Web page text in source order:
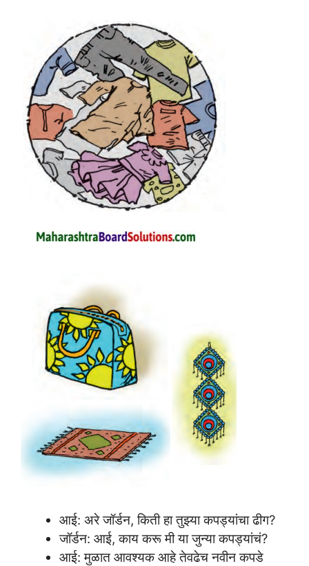
आई: अरे जॉर्डन, किती हा तुझ्या कपड्यांचा ढीग?
जॉर्डन: आई, काय करू मी या जुन्या कपड्यांचं?
आई: मुळात आवश्यक आहे तेवढेच नवीन कपडे